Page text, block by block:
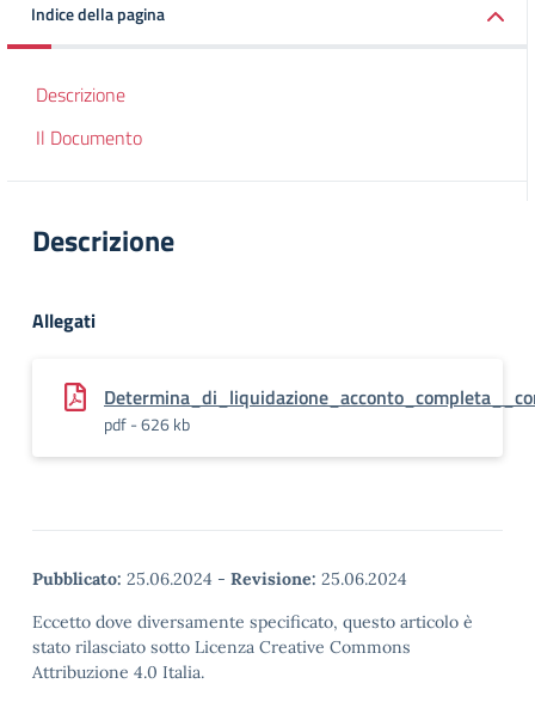
Indice della pagina
Descrizione
Il Documento
Descrizione
Allegati
pdf - 626 kb
Pubblicato: 25.06.2024 - Revisione: 25.06.2024
Eccetto dove diversamente specificato, questo articolo è
stato rilasciato sotto Licenza Creative Commons
Attribuzione 4.0 Italia.